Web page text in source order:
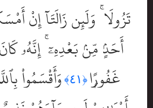
تَزُولَا ۚ وَلَئِن زَالَتَآ إِنْ
أَحَدٍۢ مِّنۢ بَعْدِهِۦٓ ۚ إِنَّهُۥ
غَفُورًۭا﴿٤١﴾
وَأَقْسَمُواْ